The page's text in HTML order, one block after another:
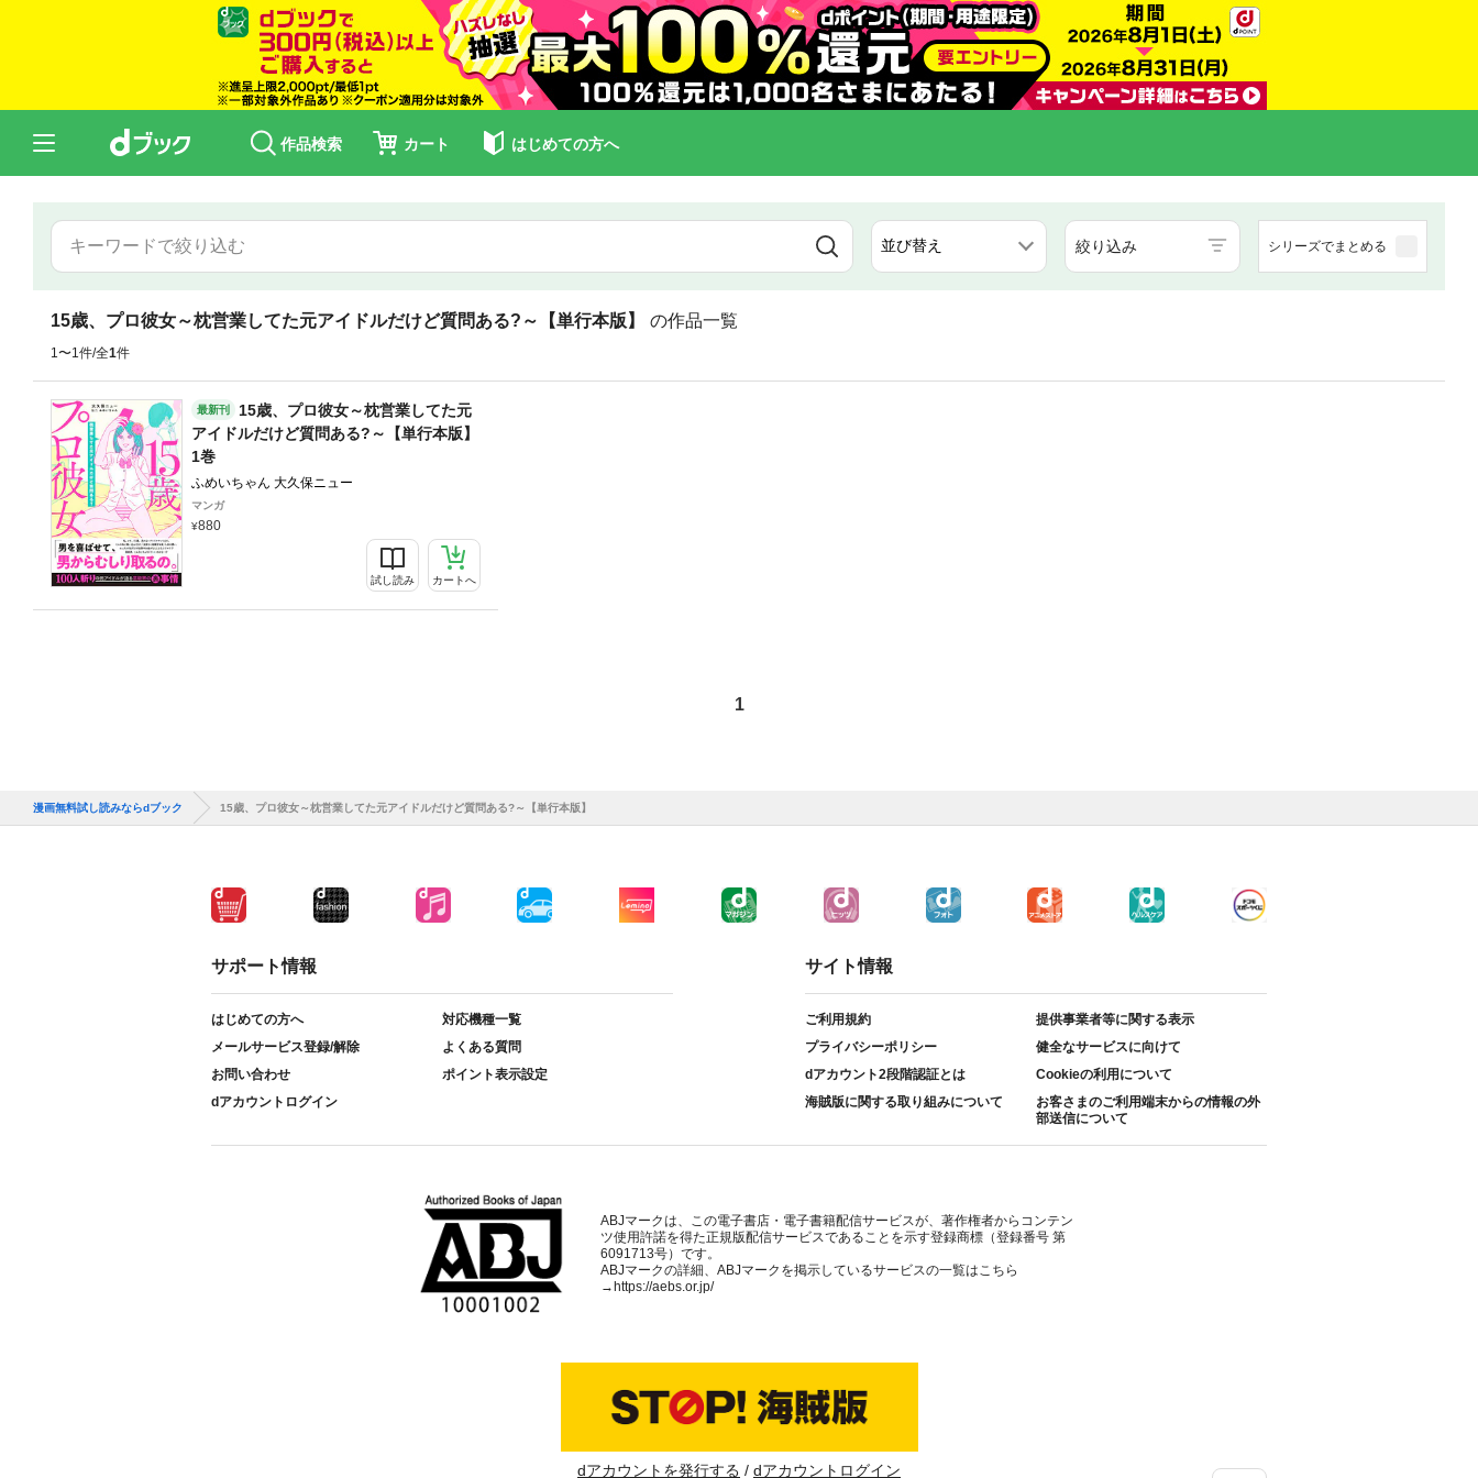
作品検索 カート はじめての方へ
絞り込み シリーズでまとめる
15歳、プロ彼女～枕営業してた元アイドルだけど質問ある?～【単行本版】 の作品一覧
1〜1件/全1件
最新刊
15歳、プロ彼女～枕営業してた元
アイドルだけど質問ある?～【単行本版】
1巻
ふめいちゃん 大久保ニュー
マンガ
880
試し読み カートへ
1
漫画無料試し読みならdブック 15歳、プロ彼女～枕営業してた元アイドルだけど質問ある?～【単行本版】
サポート情報
はじめての方へ
対応機種一覧
メールサービス登録/解除
よくある質問
お問い合わせ
ポイント表示設定
dアカウントログイン
サイト情報
ご利用規約
提供事業者等に関する表示
プライバシーポリシー
健全なサービスに向けて
dアカウント2段階認証とは
Cookieの利用について
海賊版に関する取り組みについて
お客さまのご利用端末からの情報の外
部送信について
ABJマークは、この電子書店・電子書籍配信サービスが、著作権者からコンテン
ツ使用許諾を得た正規版配信サービスであることを示す登録商標（登録番号 第
6091713号）です。
ABJマークの詳細、ABJマークを掲示しているサービスの一覧はこちら
→ https://aebs.or.jp/
dアカウントを発行する dアカウントログイン